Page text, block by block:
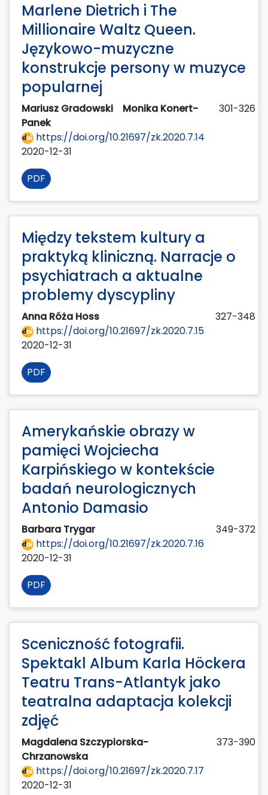
Marlene Dietrich i The
Millionaire Waltz Queen.
Językowo-muzyczne
konstrukcje persony w muzyce
popularnej
Mariusz Gradowski
Monika Konert-
Panek
301-326
https://doi.org/10.21697/zk.2020.7.14
2020-12-31
PDF
Między tekstem kultury a
praktyką kliniczną. Narracje o
psychiatrach a aktualne
problemy dyscypliny
Anna Róża Hoss
327-348
https://doi.org/10.21697/zk.2020.7.15
2020-12-31
PDF
Amerykańskie obrazy w
pamięci Wojciecha
Karpińskiego w kontekście
badań neurologicznych
Antonio Damasio
Barbara Trygar
349-372
https://doi.org/10.21697/zk.2020.7.16
2020-12-31
PDF
Sceniczność fotografii.
Spektakl Album Karla Höckera
Teatru Trans-Atlantyk jako
teatralna adaptacja kolekcji
zdjęć
Magdalena Szczypiorska-
Chrzanowska
373-390
https://doi.org/10.21697/zk.2020.7.17
2020-12-31